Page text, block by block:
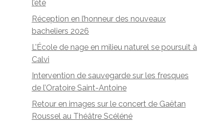
l’été
Réception en l’honneur des nouveaux
bacheliers 2026
L’École de nage en milieu naturel se poursuit à
Calvi
Intervention de sauvegarde sur les fresques
de l’Oratoire Saint-Antoine
Retour en images sur le concert de Gaëtan
Roussel au Théâtre Scéléné